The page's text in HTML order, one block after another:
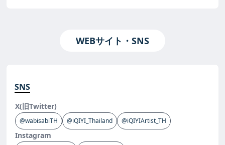
WEBサイト・SNS
SNS
X(旧Twitter)
@wabisabiTH @iQIYI_Thailand @iQIYIArtist_TH
Instagram